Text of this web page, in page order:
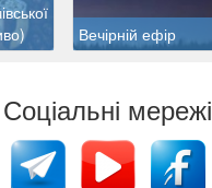
Вечірній ефір
Соціальні мережі